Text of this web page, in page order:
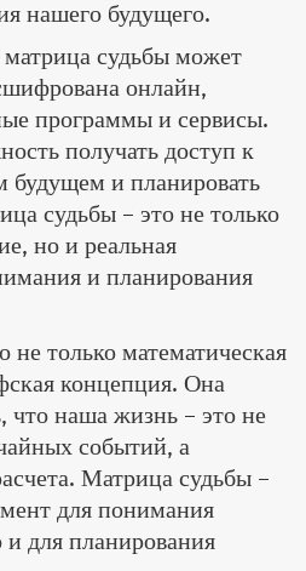
нашего будущего.
судьбы может
онлайн,
программы и сервисы.
получать доступ к
и планировать
судьбы – это не только
но и реальная
и планирования
не только математическая
концепция. Она
что наша жизнь – это не
событий, а
Матрица судьбы –
для понимания
для планирования